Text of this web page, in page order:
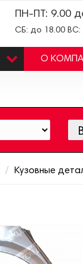
ПН-ПТ: 9.00
СБ: до 18.00 ВС:
О
Кузовные